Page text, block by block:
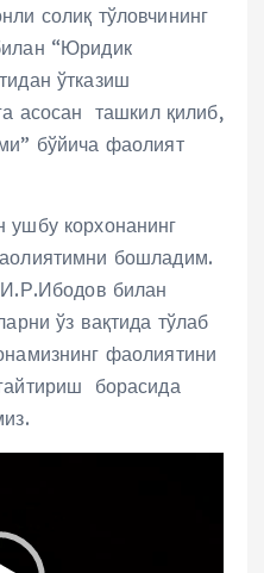
солиқ тўловчининг
“Юридик
ўтказиш
асосан ташкил қилиб,
бўйича фаолият
корхонанинг
бошладим.
билан
ўз вақтида тўлаб
фаолиятини
борасида